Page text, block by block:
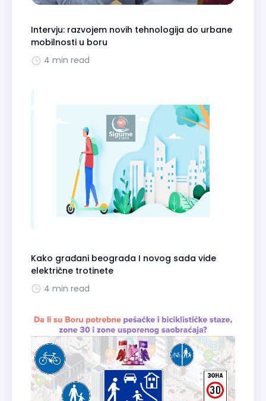
Intervju: razvojem novih tehnologija do urbane
mobilnosti u boru
4 min read
Kako građani beograda I novog sada vide
električne trotinete
4 min read